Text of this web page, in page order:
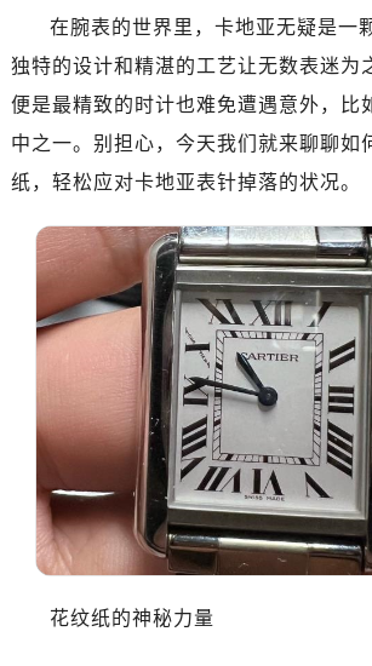
在腕表的世界里，卡地亚无疑是一
独特的设计和精湛的工艺让无数表迷为
便是最精致的时计也难免遭遇意外，比
中之一。别担心，今天我们就来聊聊如
纸，轻松应对卡地亚表针掉落的状况。
花纹纸的神秘力量